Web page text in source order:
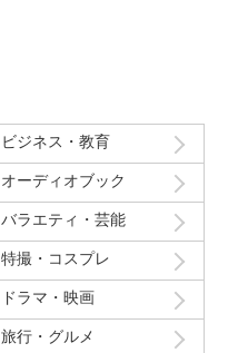
ビジネス・教育
オーディオブック
バラエティ・芸能
特撮・コスプレ
ドラマ・映画
旅行・グルメ